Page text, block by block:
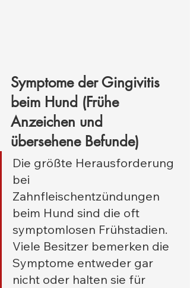
Symptome der Gingivitis
beim Hund (Frühe
Anzeichen und
übersehene Befunde)
Die größte Herausforderung
bei
Zahnfleischentzündungen
beim Hund sind die oft
symptomlosen Frühstadien.
Viele Besitzer bemerken die
Symptome entweder gar
nicht oder halten sie für